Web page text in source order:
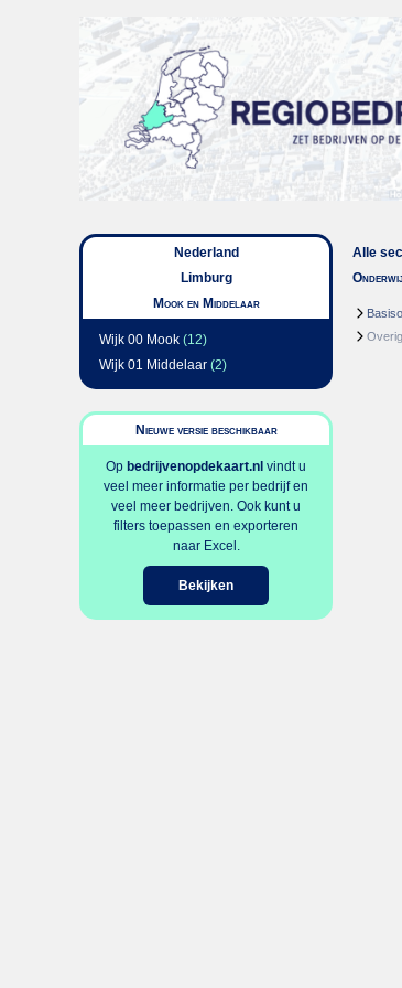
Nederland
Limburg
Mook en Middelaar
Wijk 00 Mook (12)
Wijk 01 Middelaar (2)
Nieuwe versie beschikbaar
Op bedrijvenopdekaart.nl vindt u
veel meer informatie per bedrijf en
veel meer bedrijven. Ook kunt u
filters toepassen en exporteren
naar Excel.
Bekijken
Alle